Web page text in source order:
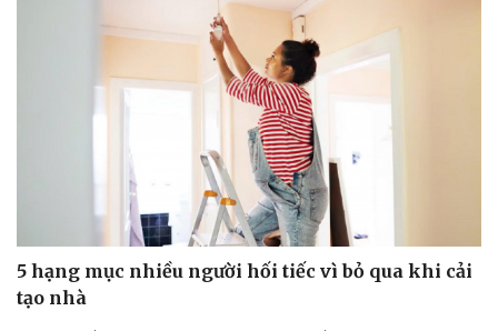
5 hạng mục nhiều người hối tiếc vì bỏ qua khi cải
tạo nhà